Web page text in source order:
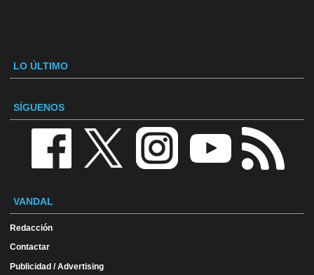
LO ÚLTIMO
SÍGUENOS
VANDAL
Redacción
Contactar
Publicidad / Advertising